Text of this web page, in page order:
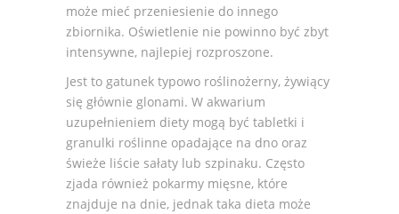
może mieć przeniesienie do innego
zbiornika. Oświetlenie nie powinno być zbyt
intensywne, najlepiej rozproszone.
Jest to gatunek typowo roślinożerny, żywiący
się głównie glonami. W akwarium
uzupełnieniem diety mogą być tabletki i
granulki roślinne opadające na dno oraz
świeże liście sałaty lub szpinaku. Często
zjada również pokarmy mięsne, które
znajduje na dnie, jednak taka dieta może